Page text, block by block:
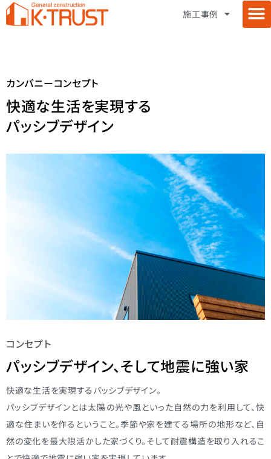
施工事例
カンパニーコンセプト
快適な生活を実現する
パッシブデザイン
コンセプト
パッシブデザイン、そして地震に強い家
快適な生活を実現するパッシブデザイン。
パッシブデザインとは太陽の光や風といった自然の力を利用して、快
適な住まいを作るということ。季節や家を建てる場所の地形など、自
然の変化を最大限活かした家づくり。そして耐震構造を取り入れるこ